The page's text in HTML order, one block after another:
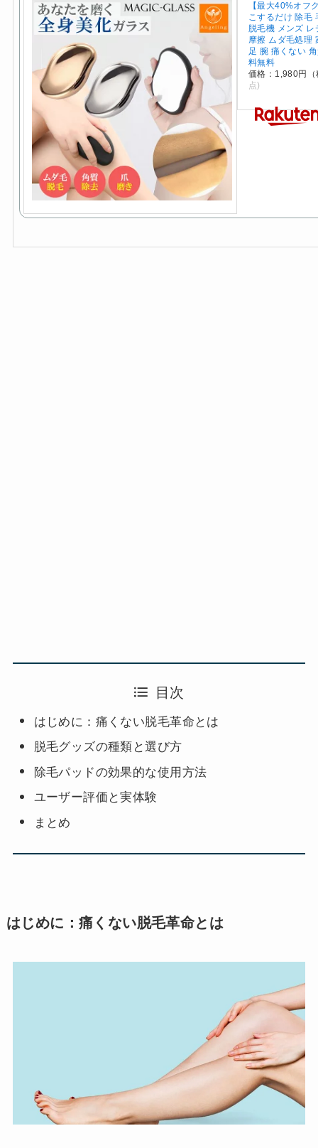
【最大40%オフ
こするだけ 除毛
脱毛機 メンズ
摩擦 ムダ毛処理
足 腕 痛くない
料無料
価格：1,980円
点)
目次
はじめに：痛くない脱毛革命とは
脱毛グッズの種類と選び方
除毛パッドの効果的な使用方法
ユーザー評価と実体験
まとめ
はじめに：痛くない脱毛革命とは